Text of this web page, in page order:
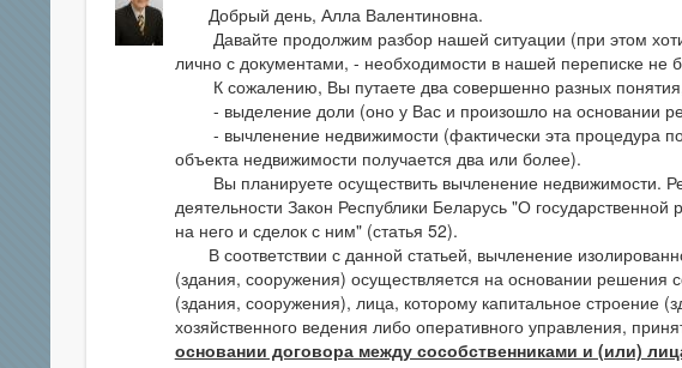
Добрый день, Алла Валентиновна.
Давайте продолжим разбор нашей ситуации (при этом
лично с документами, - необходимости в нашей переписке не
К сожалению, Вы путаете два совершенно разных
- выделение доли (оно у Вас и произошло на основании
- вычленение недвижимости (фактически эта процедура
объекта недвижимости получается два или более).
Вы планируете осуществить вычленение недвижимости.
деятельности Закон Республики Беларусь "О
на него и сделок с ним" (статья 52).
В соответствии с данной статьей, вычленение
(здания, сооружения) осуществляется на основании решения
(здания, сооружения), лица, которому капитальное строение
хозяйственного ведения либо оперативного управления,
основании договора между сособственниками и (или)